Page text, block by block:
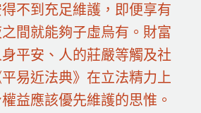
不到充足維護，即便享有
間就能夠子虛烏有。財富
平安、人的莊嚴等觸及社
易近法典》在立法精力上
益應該優先維護的思惟。